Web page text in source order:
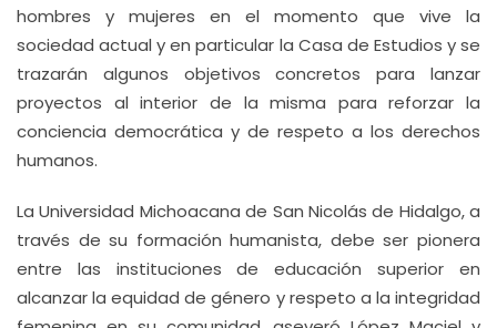
hombres y mujeres en el momento que vive la
sociedad actual y en particular la Casa de Estudios y se
trazarán algunos objetivos concretos para lanzar
proyectos al interior de la misma para reforzar la
conciencia democrática y de respeto a los derechos
humanos.
La Universidad Michoacana de San Nicolás de Hidalgo, a
través de su formación humanista, debe ser pionera
entre las instituciones de educación superior en
alcanzar la equidad de género y respeto a la integridad